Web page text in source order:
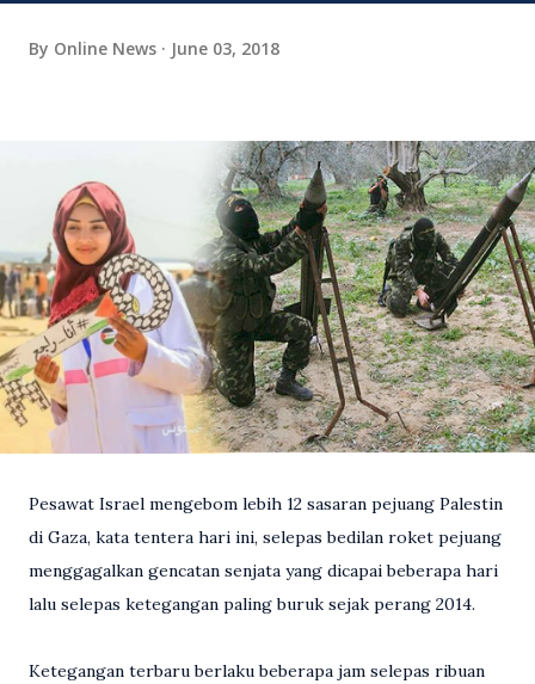
By Online News June 03, 2018
Pesawat Israel mengebom lebih 12 sasaran pejuang Palestin
di Gaza, kata tentera hari ini, selepas bedilan roket pejuang
menggagalkan gencatan senjata yang dicapai beberapa hari
lalu selepas ketegangan paling buruk sejak perang 2014.
Ketegangan terbaru berlaku beberapa jam selepas ribuan